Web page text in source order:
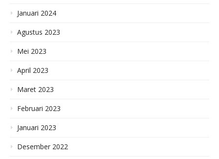
Januari 2024
Agustus 2023
Mei 2023
April 2023
Maret 2023
Februari 2023
Januari 2023
Desember 2022